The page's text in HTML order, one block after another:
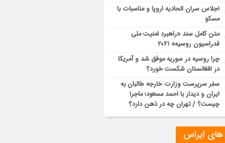
اجلاس سران اتحادیه اروپا و مناسبات با
مسکو
متن کامل سند «راهبرد امنیت ملی
فدراسیون روسیه» ۲۰۲۱
چرا روسیه در سوریه موفق شد و آمریکا
در افغانستان شکست خورد؟
سفر سرپرست وزارت خارجه طالبان به
ایران و دیدار با احمد مسعود؛ ماجرا
چیست؟ / تهران چه در ذهن دارد؟
های ایراس